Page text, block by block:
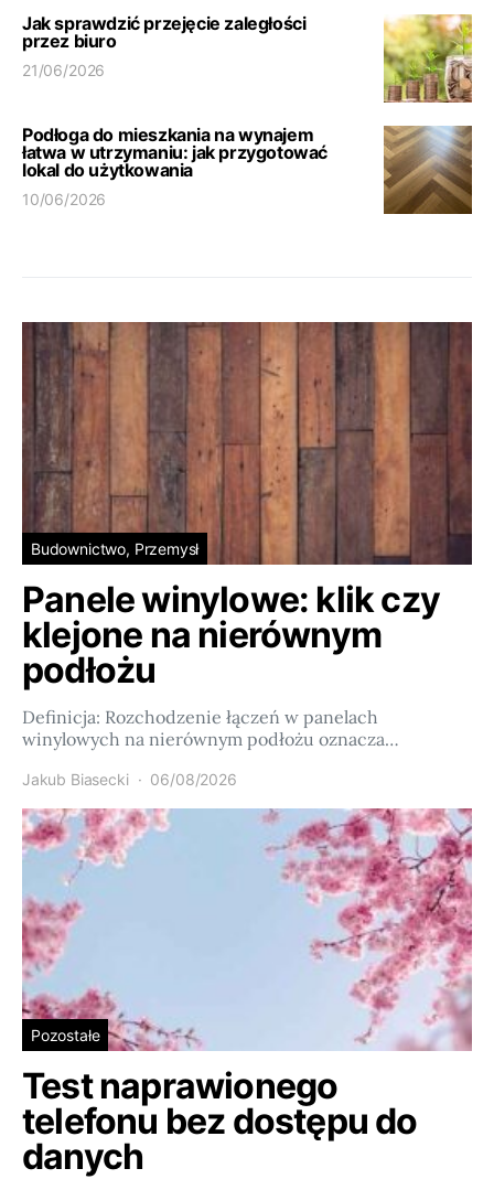
Jak sprawdzić przejęcie zaległości
przez biuro
21/06/2026
Podłoga do mieszkania na wynajem
łatwa w utrzymaniu: jak przygotować
lokal do użytkowania
10/06/2026
Budownictwo, Przemysł
Panele winylowe: klik czy
klejone na nierównym
podłożu
Definicja: Rozchodzenie łączeń w panelach
winylowych na nierównym podłożu oznacza…
Jakub Biasecki 06/08/2026
Pozostałe
Test naprawionego
telefonu bez dostępu do
danych